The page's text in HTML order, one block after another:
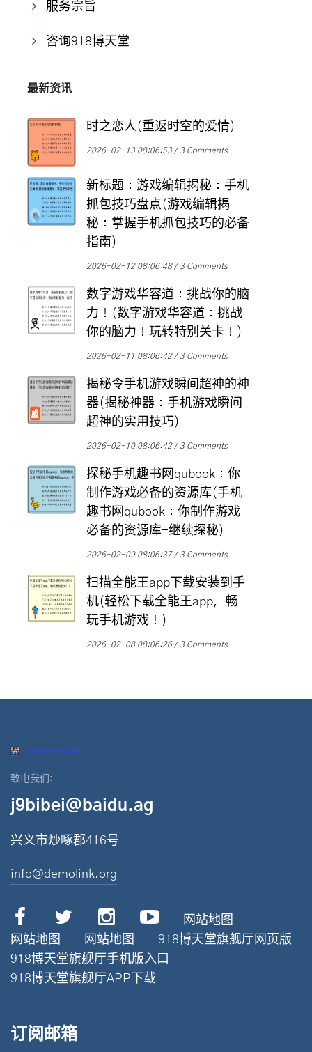
服务宗旨
咨询918博天堂
最新资讯
时之恋人(重返时空的爱情)
2026-02-13 08:06:53 3 Comments
新标题：游戏编辑揭秘：手机
抓包技巧盘点(游戏编辑揭
秘：掌握手机抓包技巧的必备
指南)
2026-02-12 08:06:48 3 Comments
数字游戏华容道：挑战你的脑
力！(数字游戏华容道：挑战
你的脑力！玩转特别关卡！)
2026-02-11 08:06:42 3 Comments
揭秘令手机游戏瞬间超神的神
器(揭秘神器：手机游戏瞬间
超神的实用技巧)
2026-02-10 08:06:42 3 Comments
探秘手机趣书网qubook：你
制作游戏必备的资源库(手机
趣书网qubook：你制作游戏
必备的资源库-继续探秘)
2026-02-09 08:06:37 3 Comments
扫描全能王app下载安装到手
机(轻松下载全能王app，畅
玩手机游戏！)
2026-02-08 08:06:26 3 Comments
致电我们:
j9bibei@baidu.ag
兴义市炒啄郡416号
info@demolink.org
网站地图
网站地图
网站地图
918博天堂旗舰厅网页版
918博天堂旗舰厅手机版入口
918博天堂旗舰厅APP下载
订阅邮箱